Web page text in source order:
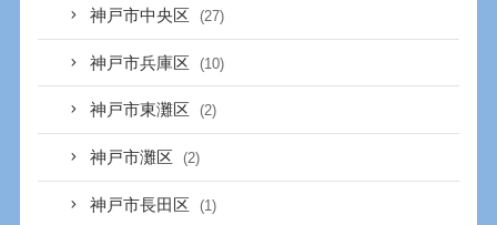
神戸市中央区 (27)
神戸市兵庫区 (10)
神戸市東灘区 (2)
神戸市灘区 (2)
神戸市長田区 (1)